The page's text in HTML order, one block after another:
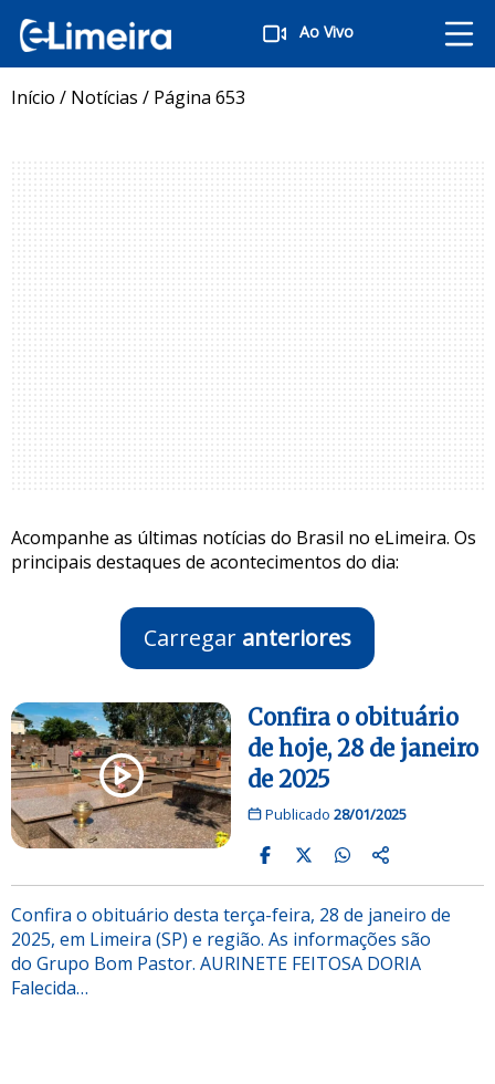
Ao Vivo
Início / Notícias / Página 653
Acompanhe as últimas notícias do Brasil no eLimeira. Os
principais destaques de acontecimentos do dia:
Carregar anteriores
Confira o obituário
de hoje, 28 de janeiro
de 2025
Publicado 28/01/2025
Confira o obituário desta terça-feira, 28 de janeiro de
2025, em Limeira (SP) e região. As informações são
do Grupo Bom Pastor. AURINETE FEITOSA DORIA
Falecida…